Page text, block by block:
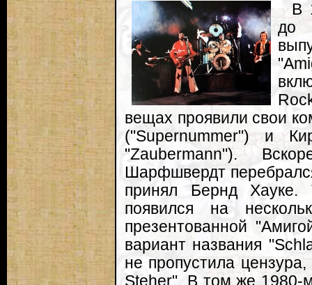
В
до
вещах проявили свои
("Supernummer") и
"Zaubermann").
Шарфшвердт
принял Бернд
появился на
презентованной
вариант названия
не пропустила
Steher". В том же 1980-